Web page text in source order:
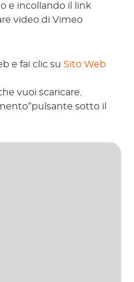
e incollando il link
video di Vimeo
e fai clic su Sito Web
vuoi scaricare.
sotto il